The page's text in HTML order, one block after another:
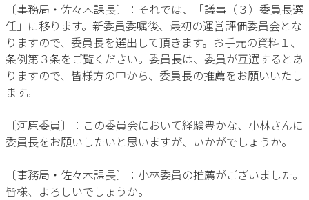
〔事務局・佐々木課長〕：それでは、「議事（３）委員長選
任」に移ります。新委員委嘱後、最初の運営評価委員会とな
りますので、委員長を選出して頂きます。お手元の資料１、
条例第３条をご覧ください。委員長は、委員が互選するとあ
りますので、皆様方の中から、委員長の推薦をお願いいたし
ます。
〔河原委員〕：この委員会において経験豊かな、小林さんに
委員長をお願いしたいと思いますが、いかがでしょうか。
〔事務局・佐々木課長〕：小林委員の推薦がございました。
皆様、よろしいでしょうか。